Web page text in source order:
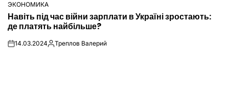
ОПУБЛІКУВАТИ
У
ЭКОНОМИКА
Навіть під час війни зарплати в Україні зростають:
де платять найбільше?
on14.03.2024Опубліковано
Треплов Валерий